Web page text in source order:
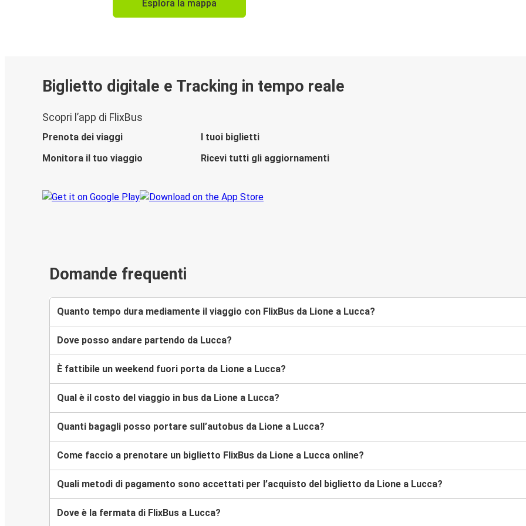
Esplora la mappa
Biglietto digitale e Tracking in tempo reale
Scopri l’app di FlixBus
Prenota dei viaggi
I tuoi biglietti
Monitora il tuo viaggio
Ricevi tutti gli aggiornamenti
Domande frequenti
Quanto tempo dura mediamente il viaggio con FlixBus da Lione a Lucca?
Dove posso andare partendo da Lucca?
È fattibile un weekend fuori porta da Lione a Lucca?
Qual è il costo del viaggio in bus da Lione a Lucca?
Quanti bagagli posso portare sull’autobus da Lione a Lucca?
Come faccio a prenotare un biglietto FlixBus da Lione a Lucca online?
Quali metodi di pagamento sono accettati per l’acquisto del biglietto da Lione a Lucca?
Dove è la fermata di FlixBus a Lucca?